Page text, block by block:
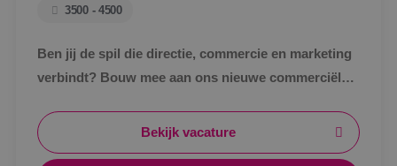
3500 - 4500
Ben jij de spil die directie, commercie en marketing
verbindt? Bouw mee aan ons nieuwe commerciële
BINK.&nbsp;
Bekijk vacature